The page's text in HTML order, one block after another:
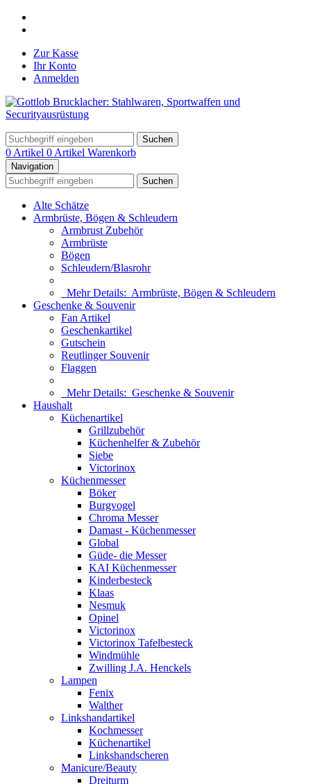
Zur Kasse
Ihr Konto
Anmelden
Suchen
0 Artikel 0 Artikel Warenkorb
Navigation
Suchen
Alte Schätze
Armbrüste, Bögen & Schleudern
Armbrust Zubehör
Armbrüste
Bögen
Schleudern/Blasrohr
Mehr Details: Armbrüste, Bögen & Schleudern
Geschenke & Souvenir
Fan Artikel
Geschenkartikel
Gutschein
Reutlinger Souvenir
Flaggen
Mehr Details: Geschenke & Souvenir
Haushalt
Küchenartikel
Grillzubehör
Küchenhelfer & Zubehör
Siebe
Victorinox
Küchenmesser
Böker
Burgvogel
Chroma Messer
Damast - Küchenmesser
Global
Güde- die Messer
KAI Küchenmesser
Kinderbesteck
Klaas
Nesmuk
Opinel
Victorinox
Victorinox Tafelbesteck
Windmühle
Zwilling J.A. Henckels
Lampen
Fenix
Walther
Linkshandartikel
Kochmesser
Küchenartikel
Linkshandscheren
Manicure/Beauty
Dreiturm